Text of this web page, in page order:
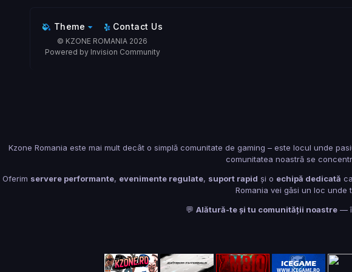
Theme Contact Us
© KZONE ROMANIA 2026
Powered by Invision Community
Kzone Romania este mai mult decât o simplă comunitate de gaming – este locul unde
comunitatea noastră se
Oferim servere performante, evenimente regulate, suport rapid și o echipă dedicată
Romania vei găsi un loc
💬 Alătură-te și tu comunității noastre —